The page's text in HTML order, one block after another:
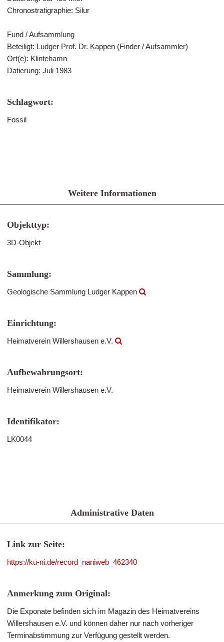
Chronostratigraphie: Silur
Fund / Aufsammlung
Beteiligt: Ludger Prof. Dr. Kappen (Finder / Aufsammler)
Ort(e): Klintehamn
Datierung: Juli 1983
Schlagwort:
Fossil
Weitere Informationen
Objekttyp:
3D-Objekt
Sammlung:
Geologische Sammlung Ludger Kappen
Einrichtung:
Heimatverein Willershausen e.V.
Aufbewahrungsort:
Heimatverein Willershausen e.V.
Identifikator:
LK0044
Administrative Daten
Link zur Seite:
https://ku-ni.de/record_naniweb_462340
Anmerkung zum Original:
Die Exponate befinden sich im Magazin des Heimatvereins
Willershausen e.V. und können daher nur nach vorheriger
Terminabstimmung zur Verfügung gestellt werden.